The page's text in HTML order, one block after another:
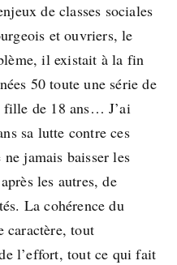
de classes sociales
et ouvriers, le
il existait à la fin
50 toute une série de
fille de 18 ans… J’ai
sa lutte contre ces
ne jamais baisser les
les autres, de
La cohérence du
caractère, tout
l’effort, tout ce qui fait